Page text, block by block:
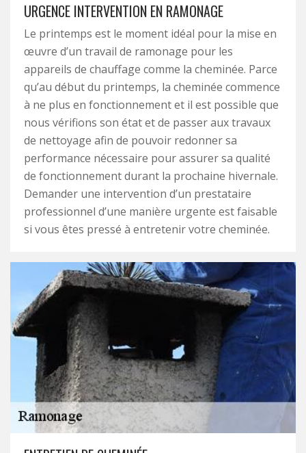
URGENCE INTERVENTION EN RAMONAGE
Le printemps est le moment idéal pour la mise en
œuvre d’un travail de ramonage pour les
appareils de chauffage comme la cheminée. Parce
qu’au début du printemps, la cheminée commence
à ne plus en fonctionnement et il est possible que
nous vérifions son état et de passer aux travaux
de nettoyage afin de pouvoir redonner sa
performance nécessaire pour assurer sa qualité
de fonctionnement durant la prochaine hivernale.
Demander une intervention d’un prestataire
professionnel d’une manière urgente est faisable
si vous êtes pressé à entretenir votre cheminée.